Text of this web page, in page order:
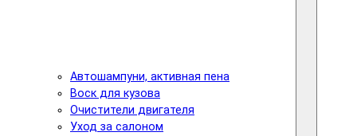
Автошампуни, активная пена
Воск для кузова
Очистители двигателя
Уход за салоном